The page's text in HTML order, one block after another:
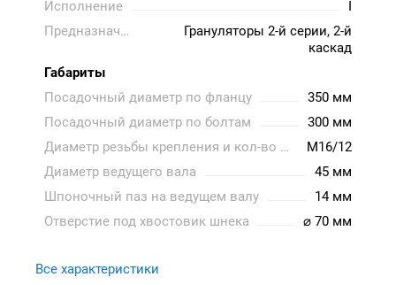
Исполнение
I
Предназначен
Грануляторы 2-й серии, 2-й
каскад
Габариты
Посадочный диаметр по фланцу
350 мм
Посадочный диаметр по болтам
300 мм
Диаметр резьбы крепления и кол-во болтов
М16/12
Диаметр ведущего вала
45 мм
Шпоночный паз на ведущем валу
14 мм
Отверстие под хвостовик шнека
⌀ 70 мм
Все характеристики